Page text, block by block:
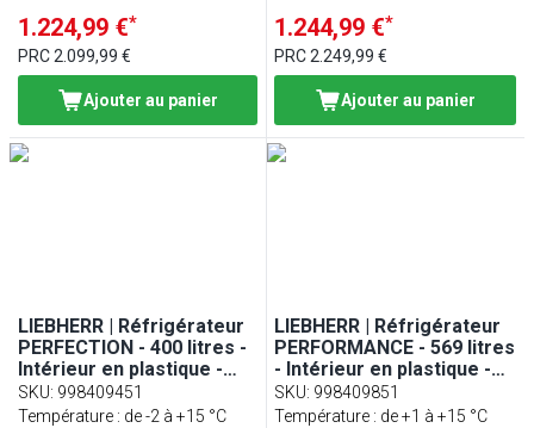
1.224,99 €*
PRC2.099,99 €
Ajouter au panier
1.244,99 €*
PRC2.249,99 €
Ajouter au panier
LIEBHERR | Réfrigérateur
PERFECTION - 400 litres -
Intérieur en plastique -
Avec 1 porte en verre -
Noir
SKU: 998409451
Température : de -2 à +15 °C
LIEBHERR | Réfrigérateur
PERFORMANCE - 569 litres
- Intérieur en plastique -
Avec 1 porte en verre -
Gris
SKU: 998409851
Température : de +1 à +15 °C